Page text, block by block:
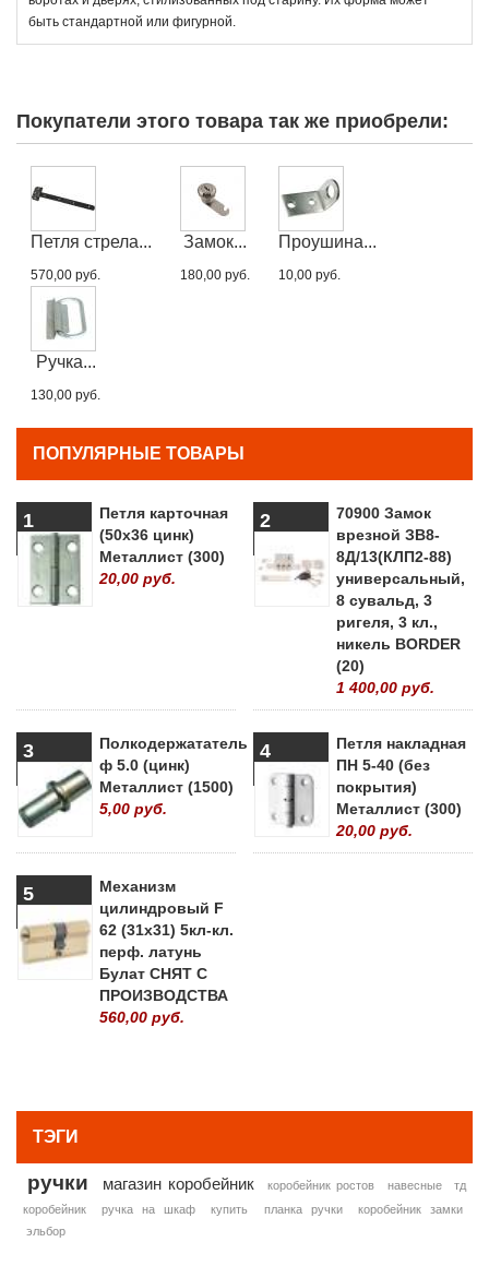
быть стандартной или фигурной.
Покупатели этого товара так же приобрели:
Петля стрела...
570,00 руб.
Замок...
180,00 руб.
Проушина...
10,00 руб.
Ручка...
130,00 руб.
ПОПУЛЯРНЫЕ ТОВАРЫ
1
Петля карточная
(50х36 цинк)
Металлист (300)
20,00 руб.
2
70900 Замок
врезной ЗВ8-
8Д/13(КЛП2-88)
универсальный,
8 сувальд, 3
ригеля, 3 кл.,
никель BORDER
(20)
1 400,00 руб.
3
Полкодержататель
ф 5.0 (цинк)
Металлист (1500)
5,00 руб.
4
Петля накладная
ПН 5-40 (без
покрытия)
Металлист (300)
20,00 руб.
5
Механизм
цилиндровый F
62 (31х31) 5кл-кл.
перф. латунь
Булат СНЯТ С
ПРОИЗВОДСТВА
560,00 руб.
ТЭГИ
ручки магазин коробейник коробейник ростов навесные
тд
коробейник
ручка на шкаф купить планка ручки
коробейник замки
эльбор